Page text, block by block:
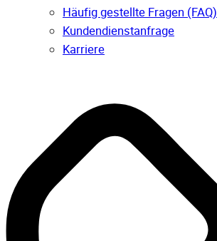
Häufig gestellte Fragen (FAQ)
Kunden­dienst­anfrage
Karriere